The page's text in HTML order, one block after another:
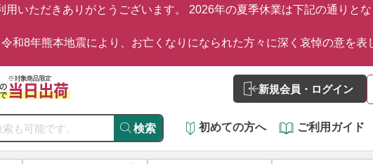
用いただきありがとうございます。 2026年の夏季休業は下記の通りと
令和8年熊本地震により、お亡くなりになられた方々に深く哀悼の意を表
新規会員・ログイン
検索 初めての方へ ご利用ガイド